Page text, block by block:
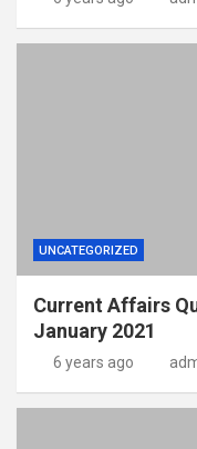
UNCATEGORIZED
Current Affairs
January 2021
6 years ago